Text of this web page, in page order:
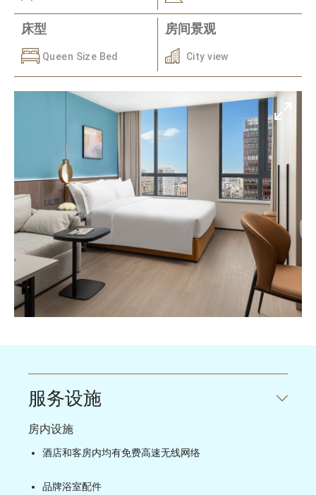
床型
Queen Size Bed
房间景观
City view
服务设施
房内设施
酒店和客房内均有免费高速无线网络
品牌浴室配件